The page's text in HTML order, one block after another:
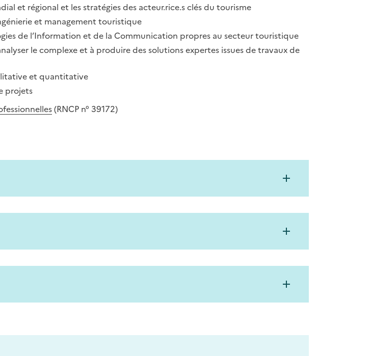
et régional et les stratégies des acteur.rice.s clés du tourisme
et management touristique
de l’Information et de la Communication propres au secteur touristique
le complexe et à produire des solutions expertes issues de travaux de
et quantitative
projets
(RNCP n° 39172)